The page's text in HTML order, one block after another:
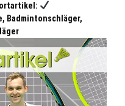
Badmintonschläger,